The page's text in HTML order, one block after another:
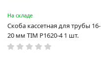
На складе
Скоба кассетная для трубы 16-
20 мм TIM P1620-4 1 шт.